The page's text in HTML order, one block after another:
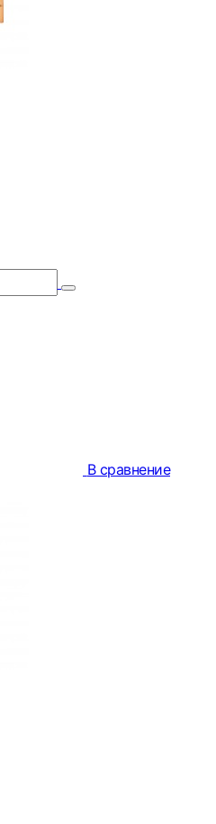
В сравнение